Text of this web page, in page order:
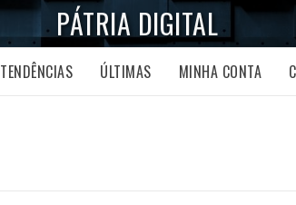
PÁTRIA DIGITAL
TENDÊNCIAS ÚLTIMAS MINHA CONTA